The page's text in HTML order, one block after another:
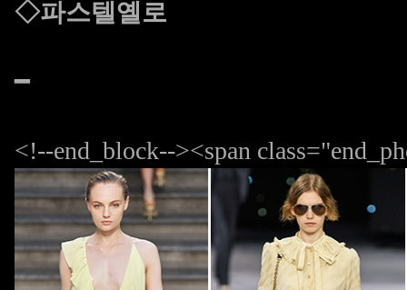
◇파스텔옐로
━
<!--end_block--><span